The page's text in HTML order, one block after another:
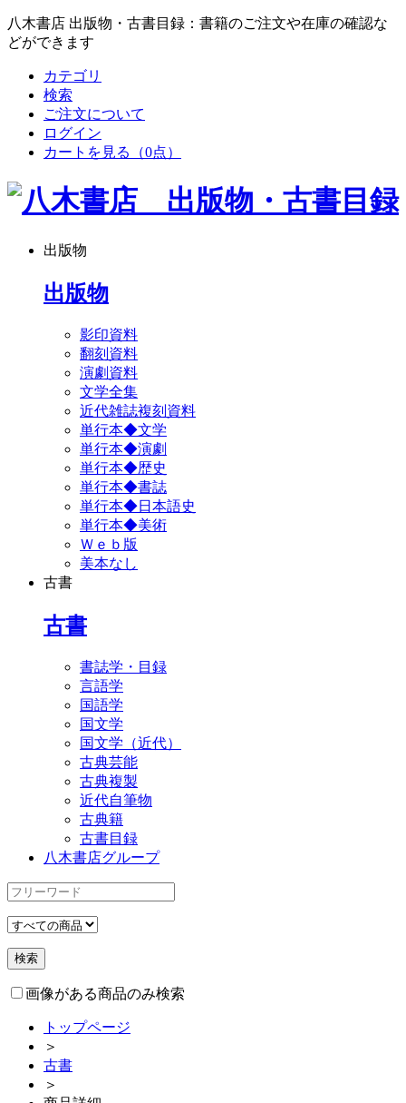
八木書店 出版物・古書目録：書籍のご注文や在庫の確認な
どができます
カテゴリ
検索
ご注文について
ログイン
カートを見る
（0点）
出版物
出版物
影印資料
翻刻資料
演劇資料
文学全集
近代雑誌複刻資料
単行本◆文学
単行本◆演劇
単行本◆歴史
単行本◆書誌
単行本◆日本語史
単行本◆美術
Ｗｅｂ版
美本なし
古書
古書
書誌学・目録
言語学
国語学
国文学
国文学（近代）
古典芸能
古典複製
近代自筆物
古典籍
古書目録
八木書店グループ
画像がある商品のみ検索
トップページ
＞
古書
＞